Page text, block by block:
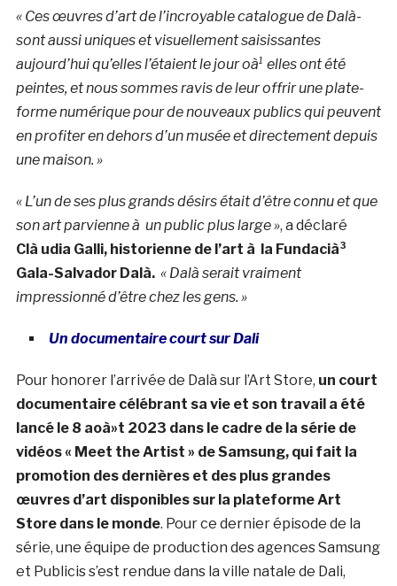
« Ces œuvres d’art de l’incroyable catalogue de Dalà­
sont aussi uniques et visuellement saisissantes
aujourd’hui qu’elles l’étaient le jour oà¹ elles ont été
peintes, et nous sommes ravis de leur offrir une plate-
forme numérique pour de nouveaux publics qui peuvent
en profiter en dehors d’un musée et directement depuis
une maison. »
« L’un de ses plus grands désirs était d’être connu et que
son art parvienne à un public plus large », a déclaré
Clà udia Galli, historienne de l’art à la Fundacià³
Gala-Salvador Dalà­. « Dalà­ serait vraiment
impressionné d’être chez les gens. »
Un documentaire court sur Dali
Pour honorer l’arrivée de Dalà­ sur l’Art Store, un court
documentaire célébrant sa vie et son travail a été
lancé le 8 aoà»t 2023 dans le cadre de la série de
vidéos « Meet the Artist » de Samsung, qui fait la
promotion des dernières et des plus grandes
œuvres d’art disponibles sur la plateforme Art
Store dans le monde. Pour ce dernier épisode de la
série, une équipe de production des agences Samsung
et Publicis s’est rendue dans la ville natale de Dali,